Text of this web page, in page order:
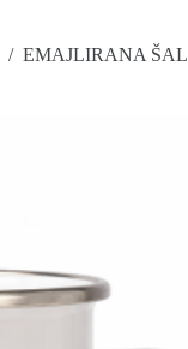
/ EMAJLIRANA